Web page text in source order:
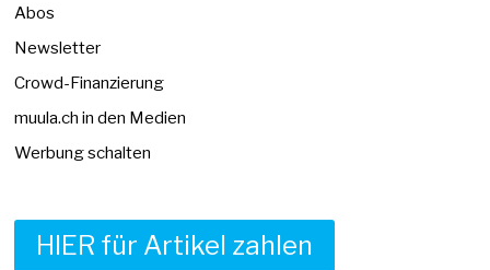
Abos
Newsletter
Crowd-Finanzierung
muula.ch in den Medien
Werbung schalten
HIER für Artikel zahlen